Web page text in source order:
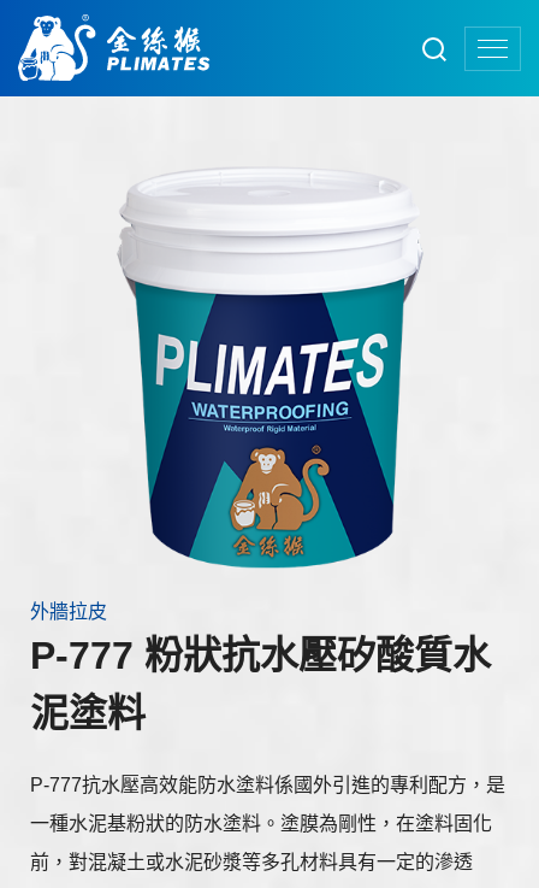
外牆拉皮
P-777 粉狀抗水壓矽酸質水
泥塗料
P-777抗水壓高效能防水塗料係國外引進的專利配方，是
一種水泥基粉狀的防水塗料。塗膜為剛性，在塗料固化
前，對混凝土或水泥砂漿等多孔材料具有一定的滲透